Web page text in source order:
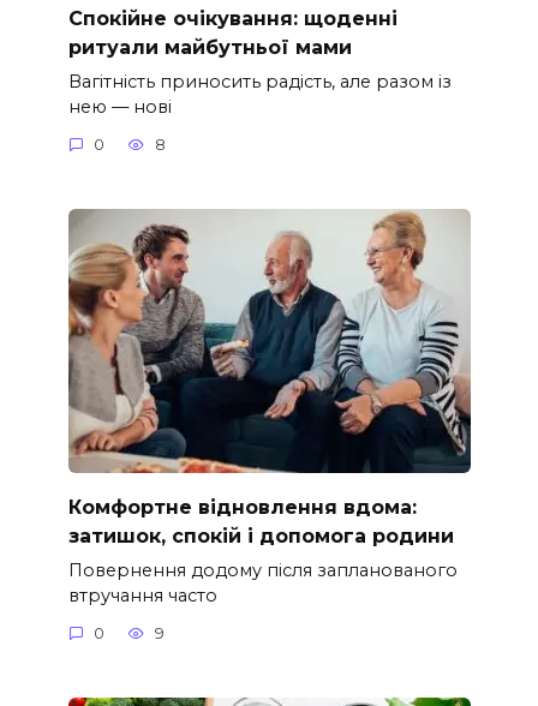
Спокійне очікування: щоденні
ритуали майбутньої мами
Вагітність приносить радість, але разом із
нею — нові
0 8
Комфортне відновлення вдома:
затишок, спокій і допомога родини
Повернення додому після запланованого
втручання часто
0 9